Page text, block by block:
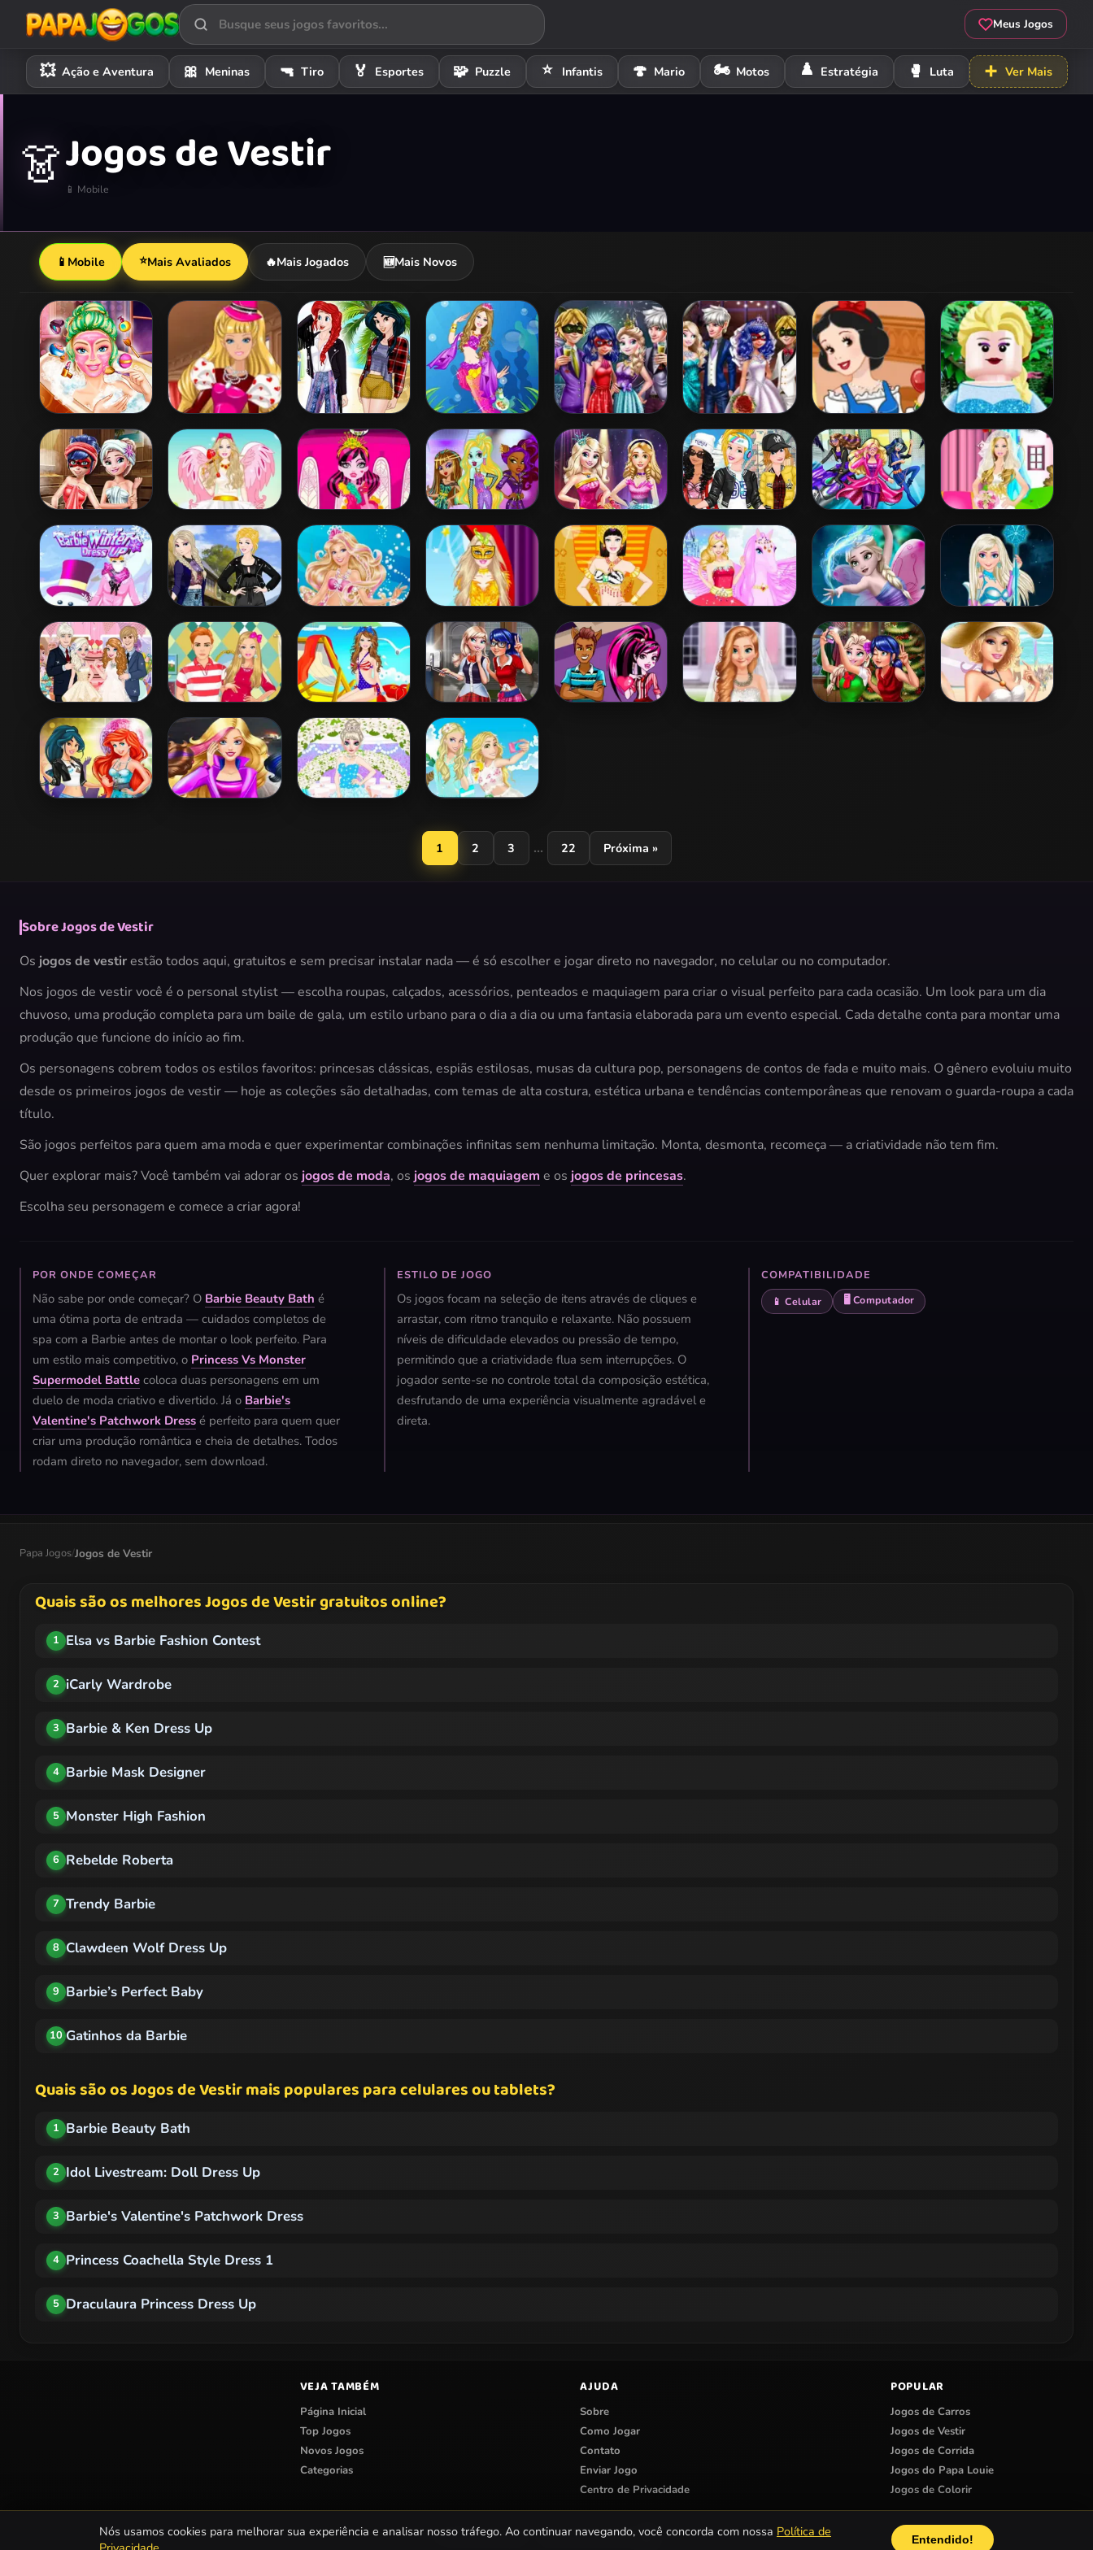
Meus Jogos
💥 Ação e Aventura 🎀 Meninas 🔫 Tiro 🏅 Esportes 🧩 Puzzle ⭐ Infantis 🍄 Mario 🏍️ Motos ♟️ Estratégia 🥊 Luta ➕ Ver Mais
👗Jogos de Vestir
📱 Mobile
📱 Mobile ⭐Mais Avaliados 🔥Mais Jogados 🆕Mais Novos
Barbie Beauty
Bath
Barbie's
Valentine's
Patchwork Dress
Princess
Coachella Style
Dress 1
Barbie Mermaid
Princess
Couples New
Year Party
Ladybug
Wedding Royal
Guests
Snow White
Patchwork Dress
Lego Princesses
Ladybug Sauna
Realife
Barbie Love
Dress Up
Draculaura
Princess Dress
Up
Princess Vs
Monster
Supermodel
Battle
Disney Princess
Fashion Prom
Princesses Sporty
& Funky Day
Barbara Spy
Squad Dress up
Barbie Bride
Dress Up
Barbie Winter
Dress Up
Princess
Coachella Style
Dress 2
Barbie The Pearl
Princess Dress
Up
Barbie
Masquerade
Dress Up
Barbie Egyptian
Princess Dress
Up
Barbie And The
Pegasus
Elsa Fairy Tale Disney Super
Princess 2
Elsa And Anna
Wedding Party
Barbie Fashion
Mommy Dress
Barbie Colorful
Swimsuits Dress
Up
Ladybug Elsa
College Fashion
Beach Fashion 2
1
2 3 ... 22 Próxima »
Sobre Jogos de Vestir
Os jogos de vestirestão todos aqui, gratuitos e sem precisar instalar nada — é só escolher e jogar direto no navegador, no celular ou no computador.
Nos jogos de vestir você é o personal stylist — escolha roupas, calçados, acessórios, penteados e maquiagem para criar o visual perfeito para cada ocasião. Um look para um dia
chuvoso, uma produção completa para um baile de gala, um estilo urbano para o dia a dia ou uma fantasia elaborada para um evento especial. Cada detalhe conta para montar uma
produção que funcione do início ao fim.
Os personagens cobrem todos os estilos favoritos: princesas clássicas, espiãs estilosas, musas da cultura pop, personagens de contos de fada e muito mais. O gênero evoluiu muito
desde os primeiros jogos de vestir — hoje as coleções são detalhadas, com temas de alta costura, estética urbana e tendências contemporâneas que renovam o guarda-roupa a cada
título.
São jogos perfeitos para quem ama moda e quer experimentar combinações infinitas sem nenhuma limitação. Monta, desmonta, recomeça — a criatividade não tem fim.
Quer explorar mais? Você também vai adorar os jogos de moda, os jogos de maquiagem e os jogos de princesas.
Escolha seu personagem e comece a criar agora!
POR ONDE COMEÇAR
Não sabe por onde começar? O Barbie Beauty Bath é
uma ótima porta de entrada — cuidados completos de
spa com a Barbie antes de montar o look perfeito. Para
um estilo mais competitivo, o Princess Vs Monster
Supermodel Battle coloca duas personagens em um
duelo de moda criativo e divertido. Já o Barbie's
Valentine's Patchwork Dress é perfeito para quem quer
criar uma produção romântica e cheia de detalhes. Todos
rodam direto no navegador, sem download.
ESTILO DE JOGO
Os jogos focam na seleção de itens através de cliques e
arrastar, com ritmo tranquilo e relaxante. Não possuem
níveis de dificuldade elevados ou pressão de tempo,
permitindo que a criatividade flua sem interrupções. O
jogador sente-se no controle total da composição estética,
desfrutando de uma experiência visualmente agradável e
direta.
COMPATIBILIDADE
📱 Celular 🖥️ Computador
Papa Jogos/Jogos de Vestir
Quais são os melhores Jogos de Vestir gratuitos online?
1 Elsa vs Barbie Fashion Contest
2 iCarly Wardrobe
3 Barbie & Ken Dress Up
4 Barbie Mask Designer
5 Monster High Fashion
6 Rebelde Roberta
7 Trendy Barbie
8 Clawdeen Wolf Dress Up
9 Barbie’s Perfect Baby
10 Gatinhos da Barbie
Quais são os Jogos de Vestir mais populares para celulares ou tablets?
1 Barbie Beauty Bath
2 Idol Livestream: Doll Dress Up
3 Barbie's Valentine's Patchwork Dress
4 Princess Coachella Style Dress 1
5 Draculaura Princess Dress Up
VEJA TAMBÉM
Página Inicial
Top Jogos
Novos Jogos
Categorias
AJUDA
Sobre
Como Jogar
Contato
Enviar Jogo
Centro de Privacidade
POPULAR
Jogos de Carros
Jogos de Vestir
Jogos de Corrida
Jogos do Papa Louie
Jogos de Colorir
© 2026 Papa Jogos — Jogos Online Grátis.
Nós usamos cookies para melhorar sua experiência e analisar nosso tráfego. Ao continuar navegando, você concorda com nossa Política de
Entendido!